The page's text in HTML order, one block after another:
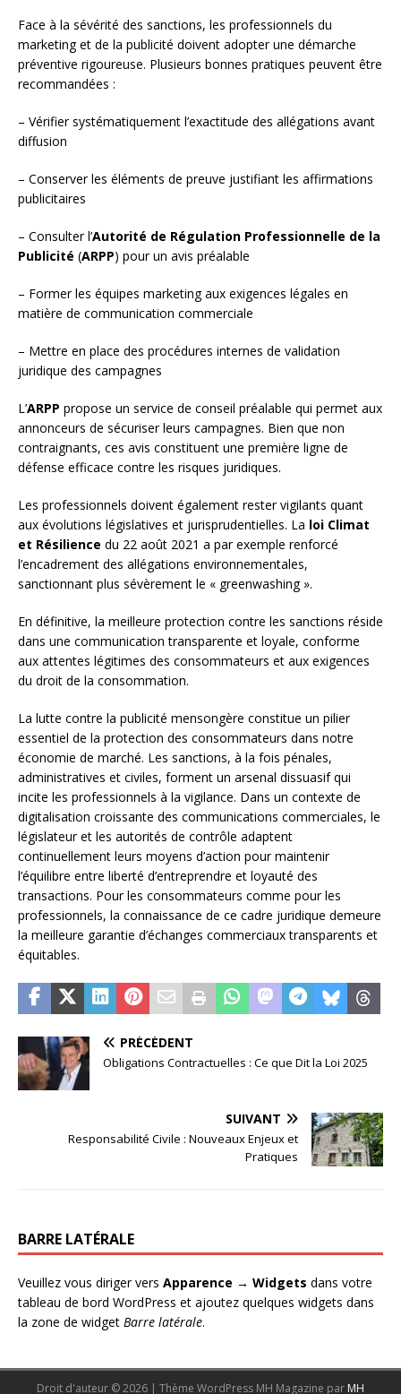
Face à la sévérité des sanctions, les professionnels du
marketing et de la publicité doivent adopter une démarche
préventive rigoureuse. Plusieurs bonnes pratiques peuvent être
recommandées :
– Vérifier systématiquement l’exactitude des allégations avant
diffusion
– Conserver les éléments de preuve justifiant les affirmations
publicitaires
– Consulter l’Autorité de Régulation Professionnelle de la
Publicité (ARPP) pour un avis préalable
– Former les équipes marketing aux exigences légales en
matière de communication commerciale
– Mettre en place des procédures internes de validation
juridique des campagnes
L’ARPP propose un service de conseil préalable qui permet aux
annonceurs de sécuriser leurs campagnes. Bien que non
contraignants, ces avis constituent une première ligne de
défense efficace contre les risques juridiques.
Les professionnels doivent également rester vigilants quant
aux évolutions législatives et jurisprudentielles. La loi Climat
et Résilience du 22 août 2021 a par exemple renforcé
l’encadrement des allégations environnementales,
sanctionnant plus sévèrement le « greenwashing ».
En définitive, la meilleure protection contre les sanctions réside
dans une communication transparente et loyale, conforme
aux attentes légitimes des consommateurs et aux exigences
du droit de la consommation.
La lutte contre la publicité mensongère constitue un pilier
essentiel de la protection des consommateurs dans notre
économie de marché. Les sanctions, à la fois pénales,
administratives et civiles, forment un arsenal dissuasif qui
incite les professionnels à la vigilance. Dans un contexte de
digitalisation croissante des communications commerciales, le
législateur et les autorités de contrôle adaptent
continuellement leurs moyens d’action pour maintenir
l’équilibre entre liberté d’entreprendre et loyauté des
transactions. Pour les consommateurs comme pour les
professionnels, la connaissance de ce cadre juridique demeure
la meilleure garantie d’échanges commerciaux transparents et
équitables.
PRÉCÉDENT
Obligations Contractuelles : Ce que Dit la Loi 2025
SUIVANT
Responsabilité Civile : Nouveaux Enjeux et
Pratiques
BARRE LATÉRALE
Veuillez vous diriger vers Apparence → Widgets dans votre
tableau de bord WordPress et ajoutez quelques widgets dans
la zone de widget Barre latérale.
Droit d'auteur © 2026 | Thème WordPress MH Magazine par MH